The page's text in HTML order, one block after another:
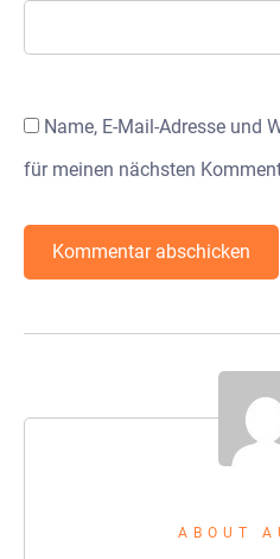
Name, E-Mail-Adresse und
für meinen nächsten
ABOUT